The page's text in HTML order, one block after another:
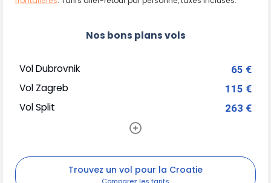
Nos bons plans vols
Vol Dubrovnik 65 €
Vol Zagreb 115 €
Vol Split 263 €
Trouvez un vol pour la Croatie